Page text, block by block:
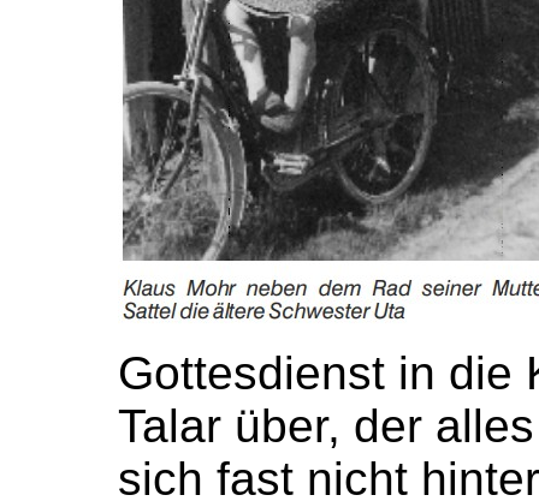
Gottesdienst in die
Talar über, der
sich fast nicht